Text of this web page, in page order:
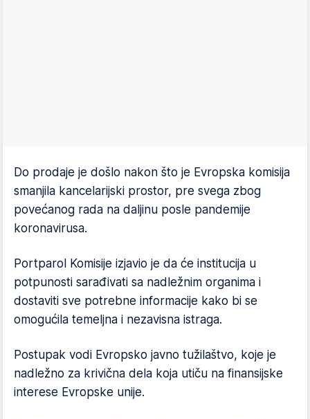
Do prodaje je došlo nakon što je Evropska komisija
smanjila kancelarijski prostor, pre svega zbog
povećanog rada na daljinu posle pandemije
koronavirusa.
Portparol Komisije izjavio je da će institucija u
potpunosti sarađivati sa nadležnim organima i
dostaviti sve potrebne informacije kako bi se
omogućila temeljna i nezavisna istraga.
Postupak vodi Evropsko javno tužilaštvo, koje je
nadležno za krivična dela koja utiču na finansijske
interese Evropske unije.